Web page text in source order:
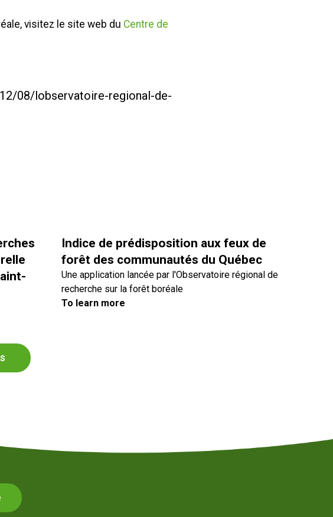
visitez le site web du Centre de
08/lobservatoire-regional-de-
Indice de prédisposition aux feux de
forêt des communautés du Québec
Une application lancée par l'Observatoire régional de
recherche sur la forêt boréale
To learn more